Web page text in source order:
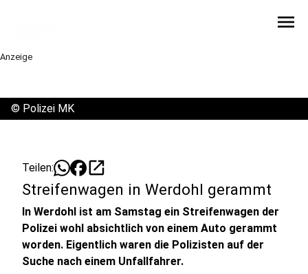
menu
Anzeige
© Polizei MK
Teilen: open_in_new
Streifenwagen in Werdohl gerammt
In Werdohl ist am Samstag ein Streifenwagen der
Polizei wohl absichtlich von einem Auto gerammt
worden. Eigentlich waren die Polizisten auf der
Suche nach einem Unfallfahrer.